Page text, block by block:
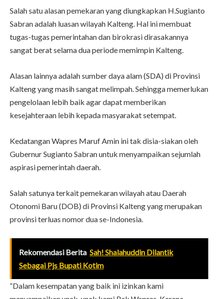
Salah satu alasan pemekaran yang diungkapkan H.Sugianto
Sabran adalah luasan wilayah Kalteng. Hal ini membuat
tugas-tugas pemerintahan dan birokrasi dirasakannya
sangat berat selama dua periode memimpin Kalteng.
Alasan lainnya adalah sumber daya alam (SDA) di Provinsi
Kalteng yang masih sangat melimpah. Sehingga memerlukan
pengelolaan lebih baik agar dapat memberikan
kesejahteraan lebih kepada masyarakat setempat.
Kedatangan Wapres Maruf Amin ini tak disia-siakan oleh
Gubernur Sugianto Sabran untuk menyampaikan sejumlah
aspirasi pemerintah daerah.
Salah satunya terkait pemekaran wilayah atau Daerah
Otonomi Baru (DOB) di Provinsi Kalteng yang merupakan
provinsi terluas nomor dua se-Indonesia.
Rekomendasi Berita Sah! Shalahuddin Dilantik
Sebagai Pjs Bupati Kotim
“Dalam kesempatan yang baik ini izinkan kami